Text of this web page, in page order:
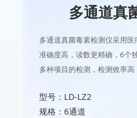
多通道真
多通道真菌毒素检测仪采用
准确度高，读数更精确，6个
多种项目的检测，检测效率高
型号：LD-LZ2
规格：6通道